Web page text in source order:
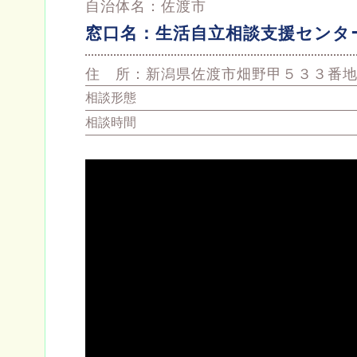
自治体名： 佐渡市
窓口名： 生活自立相談支援センタ
住 所： 新潟県佐渡市畑野甲５３３番地
相談形態
相談時間